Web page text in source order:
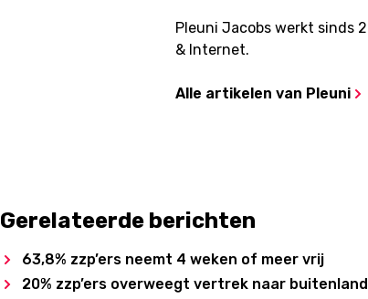
Pleuni Jacobs werkt sinds
& Internet.
Alle artikelen van Pleuni
Gerelateerde berichten
63,8% zzp’ers neemt 4 weken of meer vrij
20% zzp’ers overweegt vertrek naar buitenland